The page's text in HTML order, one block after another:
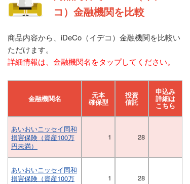
コ）金融機関を比較
商品内容から、iDeCo（イデコ）金融機関を比較い
ただけます。
詳細情報は、金融機関名をタップしてください。
金融機関名 元本
確保型
投資
信託
申込み
詳細は
こちら
あいおいニッセイ同和
損害保険（資産100万
円未満）
1 28
あいおいニッセイ同和
損害保険（資産100万
1 28